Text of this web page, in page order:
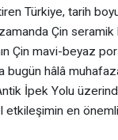
Türkiye, tarih
Çin
Çin mavi-beyaz
bugün hâlâ
İpek Yolu
etkileşimin en